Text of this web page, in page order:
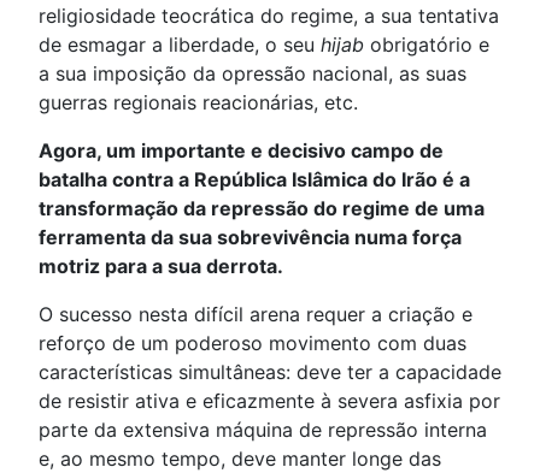
religiosidade teocrática do regime, a sua tentativa
de esmagar a liberdade, o seu hijab obrigatório e
a sua imposição da opressão nacional, as suas
guerras regionais reacionárias, etc.
Agora, um importante e decisivo campo de
batalha contra a República Islâmica do Irão é a
transformação da repressão do regime de uma
ferramenta da sua sobrevivência numa força
motriz para a sua derrota.
O sucesso nesta difícil arena requer a criação e
reforço de um poderoso movimento com duas
características simultâneas: deve ter a capacidade
de resistir ativa e eficazmente à severa asfixia por
parte da extensiva máquina de repressão interna
e, ao mesmo tempo, deve manter longe das